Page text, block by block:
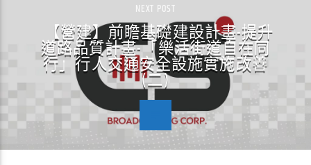
NEXT POST
【營建】前瞻基礎建設計畫-提升
道路品質計畫-「樂活街道自在同
行」行人交通安全設施實施改善
(二)